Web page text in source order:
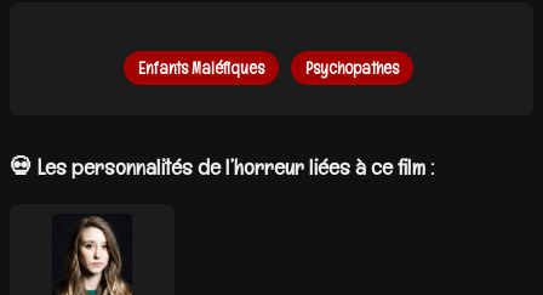
Enfants Maléfiques Psychopathes
💀 Les personnalités de l’horreur liées à ce film :